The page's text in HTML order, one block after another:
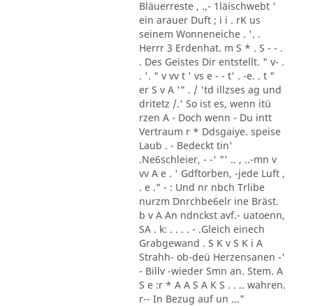
Bläuerreste , .,- 1läischwebt '
ein arauer Duft ; i i . rK us
seinem Wonneneiche . '. .
Herrr 3 Erdenhat. m S * . S - - .
. Des Geistes Dir entstellt. " v- .
. '. " v vv t ' vs e - - t' . -e. . t "
er S v A '" . / 'td illzses ag und
dritetz /.' So ist es, wenn itü
rzen A - Doch wenn - Du intt
Vertraum r * Ddsgaiye. speise
Laub . - Bedeckt tin'
.Ne6schleier, - -' "' .. , ..-mn v
vv A e . ' Gdftorben, -jede Luft ,
. e ." - : Und nr nbch Trlibe
nurzm Dnrchbe6elr ine Bräst.
b v A An ndnckst avf.- uatoenn,
SA . k: . . . . - .Gleich einech
Grabgewand . S K v S K i A
Strahh- ob-deü Herzensanen -'
- Billv -wieder Smn an. Stem. A
S e :r * A A S A K S . . .. wahren.
r-- In Bezug auf un ..."